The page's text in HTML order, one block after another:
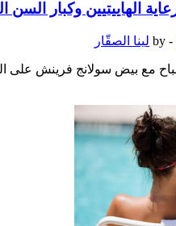
الهاييتيين وكبار السن
-
by لينا الصقّار
بيض سولانج فرينش على